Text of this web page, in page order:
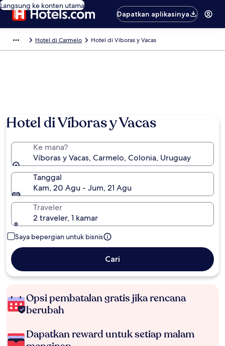
Langsung ke konten utama
Dapatkan aplikasinya
Hotel di Carmelo Hotel di Víboras y Vacas
Hotel di Víboras y Vacas
Ke mana?
Víboras y Vacas, Carmelo, Colonia, Uruguay
Tanggal
Kam, 20 Agu - Jum, 21 Agu
Traveler
2 traveler, 1 kamar
Saya bepergian untuk bisnis
Cari
Opsi pembatalan gratis jika rencana
berubah
Dapatkan reward untuk setiap malam